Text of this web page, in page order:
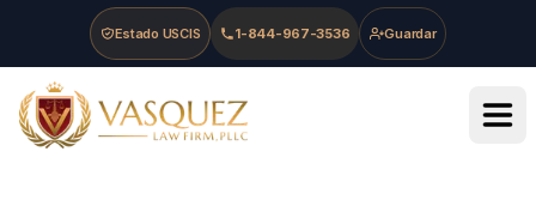
Skip to main content
Skip to navigation
Skip to footer
Estado USCIS 1-844-967-3536 Guardar
Vasquez Law Firm - Home